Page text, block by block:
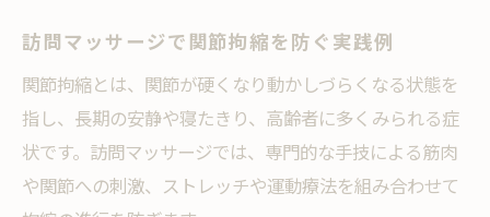
訪問マッサージで関節拘縮を防ぐ実践例
関節拘縮とは、関節が硬くなり動かしづらくなる状態を
指し、長期の安静や寝たきり、高齢者に多くみられる症
状です。訪問マッサージでは、専門的な手技による筋肉
や関節への刺激、ストレッチや運動療法を組み合わせて